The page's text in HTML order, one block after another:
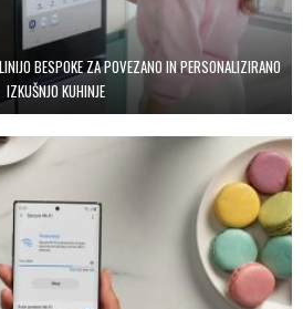
BESPOKE ZA POVEZANO IN PERSONALIZIRANO
IZKUŠNJO KUHINJE